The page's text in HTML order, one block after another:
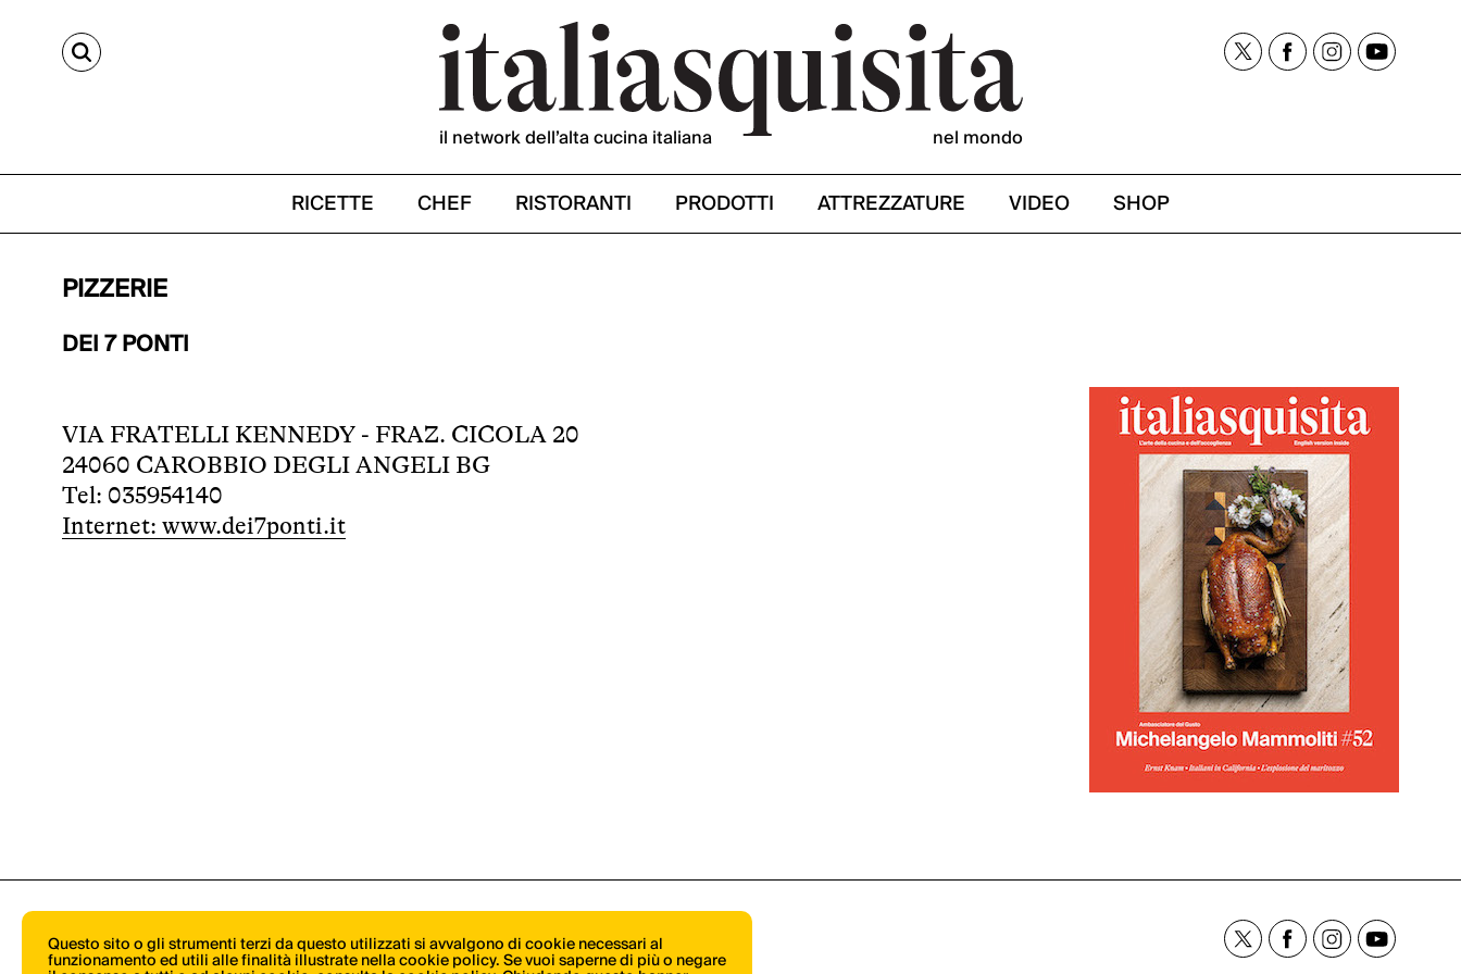
CERCA
il network dell’alta cucina italiana nel mondo
RICETTE CHEF RISTORANTI PRODOTTI ATTREZZATURE VIDEO SHOP
PIZZERIE
DEI 7 PONTI
VIA FRATELLI KENNEDY - FRAZ. CICOLA 20
24060 CAROBBIO DEGLI ANGELI BG
Tel: 035954140
Internet: www.dei7ponti.it
Questo sito o gli strumenti terzi da questo utilizzati si avvalgono di cookie necessari al
funzionamento ed utili alle finalità illustrate nella cookie policy. Se vuoi saperne di più o negare